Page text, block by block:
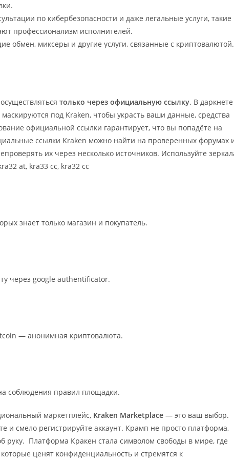
по кибербезопасности и даже легальные услуги, такие
профессионализм исполнителей.
обмен, миксеры и другие услуги, связанные с криптовалютой.
только через официальную ссылку. В даркнете
под Kraken, чтобы украсть ваши данные, средства
официальной ссылки гарантирует, что вы попадёте на
ссылки Kraken можно найти на проверенных форумах
их через несколько источников. Используйте
at, kra33 cc, kra32 cc
знает только магазин и покупатель.
через google authentificator.
— анонимная криптовалюта.
соблюдения правил площадки.
маркетплейс, Kraken Marketplace — это ваш выбор.
и смело регистрируйте аккаунт. Крамп не просто платформа,
руку. Платформа Кракен стала символом свободы в мире, где
ценят конфиденциальность и стремятся к